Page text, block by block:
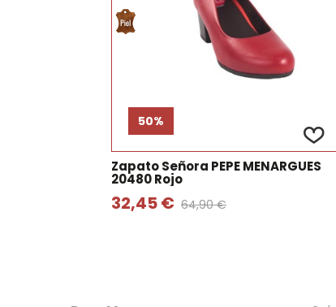
50%
Zapato Señora PEPE MENARGUES
20480 Rojo
32,45 € 64,90 €